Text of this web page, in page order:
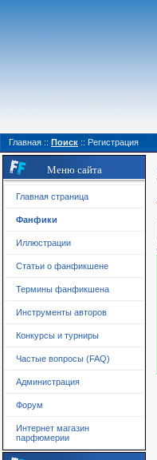
Главная :: Поиск :: Регистрация
Меню сайта
Главная страница
Фанфики
Иллюстрации
Статьи о фанфикшене
Термины фанфикшена
Инструменты авторов
Конкурсы и турниры
Частые вопросы (FAQ)
Администрация
Форум
Интернет магазин
парфюмерии